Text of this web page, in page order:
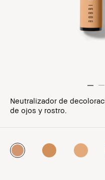
Neutralizador de
de ojos y rostro.